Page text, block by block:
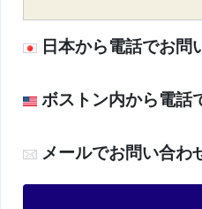
日本から電話でお問
ボストン内から電話
メールでお問い合わ